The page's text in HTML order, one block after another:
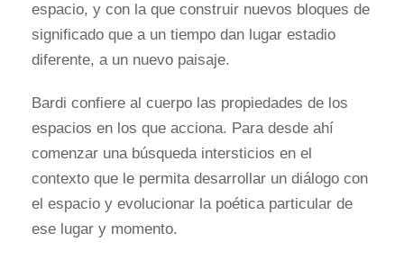
espacio, y con la que construir nuevos bloques de
significado que a un tiempo dan lugar estadio
diferente, a un nuevo paisaje.
Bardi confiere al cuerpo las propiedades de los
espacios en los que acciona. Para desde ahí
comenzar una búsqueda intersticios en el
contexto que le permita desarrollar un diálogo con
el espacio y evolucionar la poética particular de
ese lugar y momento.